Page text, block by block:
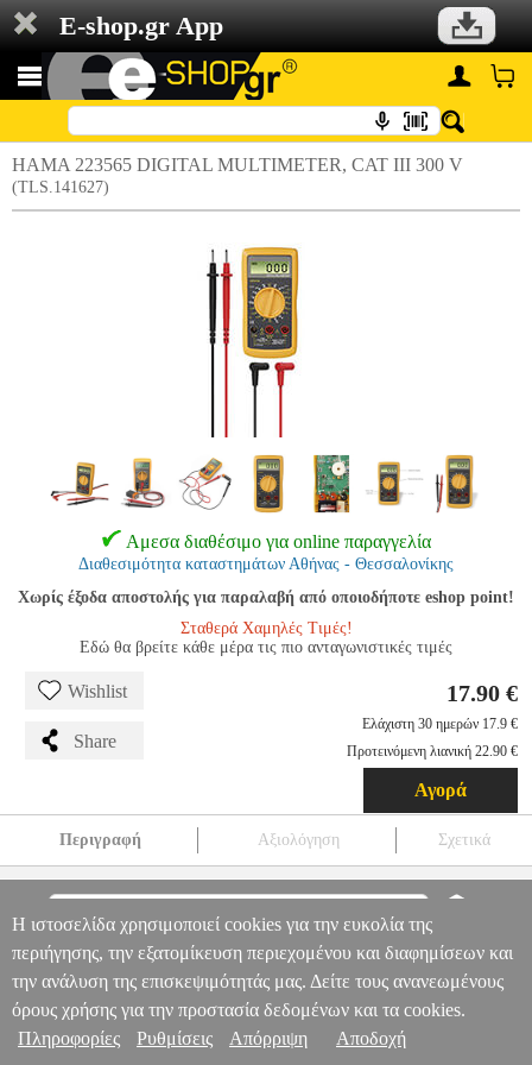
E-shop.gr App
HAMA 223565 DIGITAL MULTIMETER, CAT III 300 V
(TLS.141627)
Αμεσα διαθέσιμο για online παραγγελία
Διαθεσιμότητα καταστημάτων Αθήνας - Θεσσαλονίκης
Χωρίς έξοδα αποστολής για παραλαβή από οποιοδήποτε eshop point!
Σταθερά Χαμηλές Τιμές!
Εδώ θα βρείτε κάθε μέρα τις πιο ανταγωνιστικές τιμές
Wishlist
Share
17.90 €
Ελάχιστη 30 ημερών 17.9 €
Προτεινόμενη λιανική 22.90 €
Αγορά
Περιγραφή Αξιολόγηση Σχετικά
HAMA 223565 DIGITAL MULTIMETER, CAT III 300 V
17.90
Πληροφορίες & Υπηρεσίες >
Η ιστοσελίδα χρησιμοποιεί cookies για την ευκολία της
περιήγησης, την εξατομίκευση περιεχομένου και διαφημίσεων και
την ανάλυση της επισκεψιμότητάς μας. Δείτε τους ανανεωμένους
όρους χρήσης για την προστασία δεδομένων και τα cookies.
Πληροφορίες
Ρυθμίσεις Απόρριψη Αποδοχή